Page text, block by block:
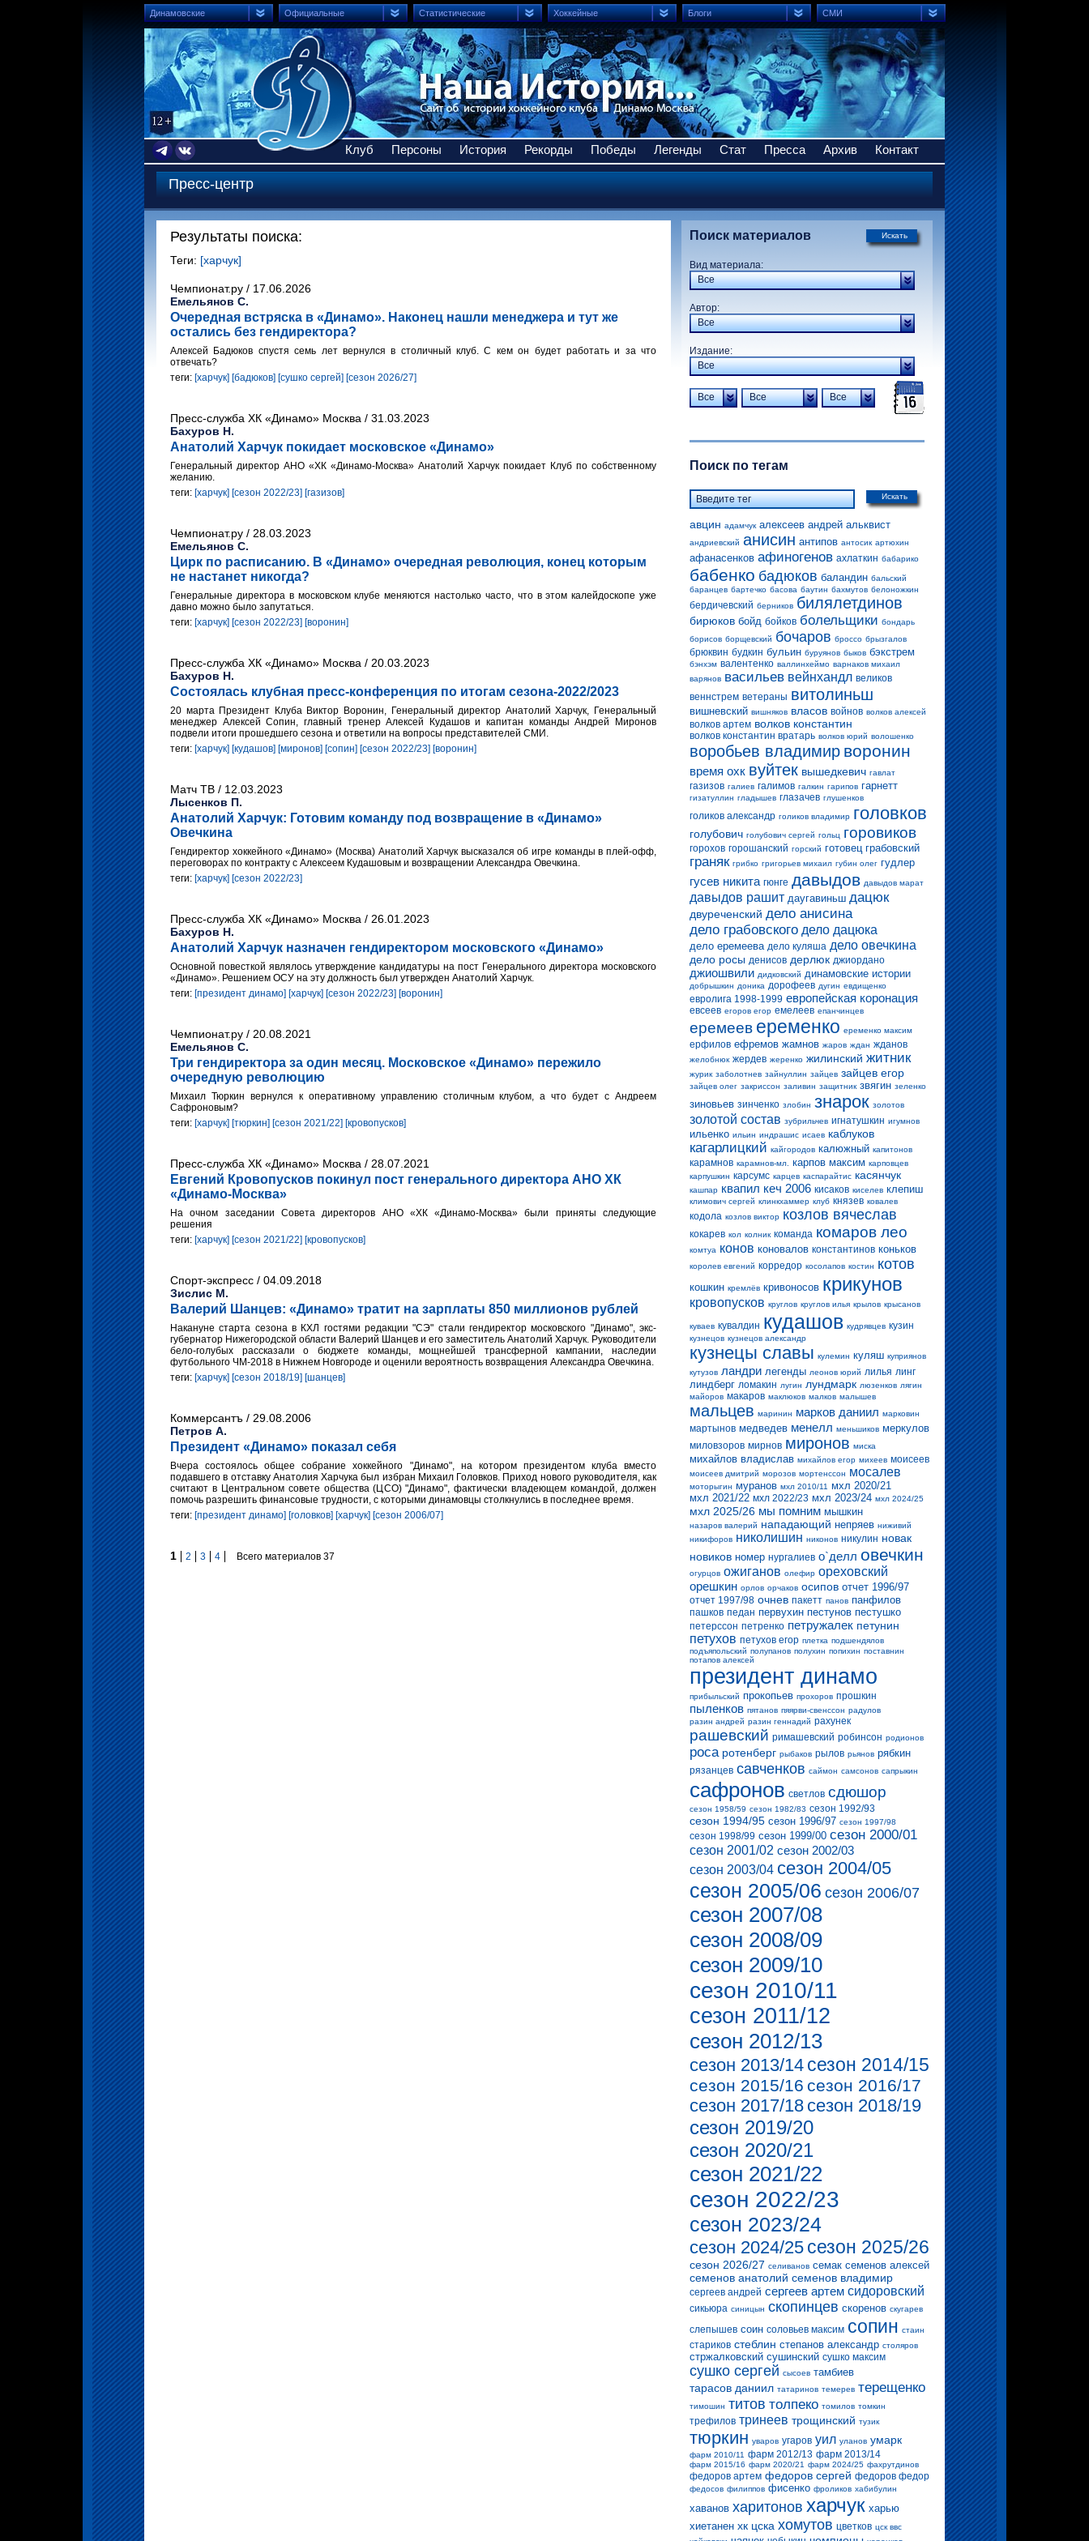
Динамовские Официальные Статистические Хоккейные Блоги СМИ
Клуб Персоны История Рекорды Победы Легенды Стат Пресса Архив Контакт
Пресс-центр
Результаты поиска:
Теги: [харчук]
Чемпионат.ру / 17.06.2026
Емельянов С.
Очередная встряска в «Динамо». Наконец нашли менеджера и тут же
остались без гендиректора?
Алексей Бадюков спустя семь лет вернулся в столичный клуб. С кем он будет работать и за что
отвечать?
теги: [харчук] [бадюков] [сушко сергей] [сезон 2026/27]
Пресс-служба ХК «Динамо» Москва / 31.03.2023
Бахуров Н.
Анатолий Харчук покидает московское «Динамо»
Генеральный директор АНО «ХК «Динамо-Москва» Анатолий Харчук покидает Клуб по собственному
желанию.
теги: [харчук] [сезон 2022/23] [газизов]
Чемпионат.ру / 28.03.2023
Емельянов С.
Цирк по расписанию. В «Динамо» очередная революция, конец которым
не настанет никогда?
Генеральные директора в московском клубе меняются настолько часто, что в этом калейдоскопе уже
давно можно было запутаться.
теги: [харчук] [сезон 2022/23] [воронин]
Пресс-служба ХК «Динамо» Москва / 20.03.2023
Бахуров Н.
Состоялась клубная пресс-конференция по итогам сезона-2022/2023
20 марта Президент Клуба Виктор Воронин, Генеральный директор Анатолий Харчук, Генеральный
менеджер Алексей Сопин, главный тренер Алексей Кудашов и капитан команды Андрей Миронов
подвели итоги прошедшего сезона и ответили на вопросы представителей СМИ.
теги: [харчук] [кудашов] [миронов] [сопин] [сезон 2022/23] [воронин]
Матч ТВ / 12.03.2023
Лысенков П.
Анатолий Харчук: Готовим команду под возвращение в «Динамо»
Овечкина
Гендиректор хоккейного «Динамо» (Москва) Анатолий Харчук высказался об игре команды в плей-офф,
переговорах по контракту с Алексеем Кудашовым и возвращении Александра Овечкина.
теги: [харчук] [сезон 2022/23]
Пресс-служба ХК «Динамо» Москва / 26.01.2023
Бахуров Н.
Анатолий Харчук назначен гендиректором московского «Динамо»
Основной повесткой являлось утверждение кандидатуры на пост Генерального директора московского
«Динамо». Решением ОСУ на эту должность был утвержден Анатолий Харчук.
теги: [президент динамо] [харчук] [сезон 2022/23] [воронин]
Чемпионат.ру / 20.08.2021
Емельянов С.
Три гендиректора за один месяц. Московское «Динамо» пережило
очередную революцию
Михаил Тюркин вернулся к оперативному управлению столичным клубом, а что будет с Андреем
Сафроновым?
теги: [харчук] [тюркин] [сезон 2021/22] [кровопусков]
Пресс-служба ХК «Динамо» Москва / 28.07.2021
Евгений Кровопусков покинул пост генерального директора АНО ХК
«Динамо-Москва»
На очном заседании Совета директоров АНО «ХК «Динамо-Москва» были приняты следующие
решения
теги: [харчук] [сезон 2021/22] [кровопусков]
Спорт-экспресс / 04.09.2018
Зислис М.
Валерий Шанцев: «Динамо» тратит на зарплаты 850 миллионов рублей
Накануне старта сезона в КХЛ гостями редакции "СЭ" стали гендиректор московского "Динамо", экс-
губернатор Нижегородской области Валерий Шанцев и его заместитель Анатолий Харчук. Руководители
бело-голубых рассказали о бюджете команды, мощнейшей трансферной кампании, наследии
футбольного ЧМ-2018 в Нижнем Новгороде и оценили вероятность возвращения Александра Овечкина.
теги: [харчук] [сезон 2018/19] [шанцев]
Коммерсантъ / 29.08.2006
Петров А.
Президент «Динамо» показал себя
Вчера состоялось общее собрание хоккейного "Динамо", на котором президентом клуба вместо
подавшего в отставку Анатолия Харчука был избран Михаил Головков. Приход нового руководителя, как
считают в Центральном совете общества (ЦСО) "Динамо", фактически владеющем командой, должен
помочь разрешить финансовые трудности, с которыми динамовцы столкнулись в последнее время.
теги: [президент динамо] [головков] [харчук] [сезон 2006/07]
1 2 3 4 Всего материалов 37
Искать
Поиск материалов
Вид материала:
Все
Автор:
Все
Издание:
Все
Все Все Все
Поиск по тегам
Искать
авцин адамчук алексеев андрей альквист
андриевский анисин антипов антосик артюхин
афанасенков афиногенов ахлаткин бабарико
бабенко бадюков баландин бальский
баранцев бартечко басова баутин бахмутов белоножкин
бердичевский берников билялетдинов
бирюков бойд бойков болельщики бондарь
борисов борщевский бочаров броссо брызгалов
брюквин будкин бульин буруянов быков бэкстрем
бэнхэм валентенко валлинхеймо варнаков михаил
варянов васильев вейнхандл великов
веннстрем ветераны витолиньш
вишневский вишняков власов войнов волков алексей
волков артем волков константин
волков константин вратарь волков юрий волошенко
воробьев владимир воронин
время охк вуйтек вышедкевич гавлат
газизов галиев галимов галкин гарипов гарнетт
гизатуллин гладышев глазачев глушенков
голиков александр голиков владимир головков
голубович голубович сергей гольц горовиков
горохов горошанский горский готовец грабовский
граняк грибко григорьев михаил губин олег гудлер
гусев никита гюнге давыдов давыдов марат
давыдов рашит даугавиньш дацюк
двуреченский дело анисина
дело грабовского дело дацюка
дело еремеева дело куляша дело овечкина
дело росы денисов дерлюк джиордано
джиошвили дидковский динамовские истории
добрышкин доника дорофеев дугин евдищенко
евролига 1998-1999 европейская коронация
евсеев егоров егор емелеев епанчинцев
еремеев еременко еременко максим
ерфилов ефремов жамнов жаров ждан жданов
желобнюк жердев жеренко жилинский житник
журик заболотнев зайнуллин зайцев зайцев егор
зайцев олег закриссон заливин защитник звягин зеленко
зиновьев зинченко злобин знарок золотов
золотой состав зубрильчев игнатушкин игумнов
ильенко ильин индрашис исаев каблуков
кагарлицкий кайгородов калюжный капитонов
карамнов карамнов-мл. карпов максим карповцев
карпушкин карсумс карцев каспарайтис касянчук
кашпар квапил кеч 2006 кисаков киселев клепиш
климович сергей клинкхаммер клуб князев ковалев
кодола козлов виктор козлов вячеслав
кокарев кол колник команда комаров лео
комтуа конов коновалов константинов коньков
королев евгений корредор косолапов костин котов
кошкин кремлёв кривоносов крикунов
кровопусков круглов круглов илья крылов крысанов
куваев кувалдин кудашов кудрявцев кузин
кузнецов кузнецов александр
кузнецы славы кулемин куляш куприянов
кутузов ландри легенды леонов юрий лилья линг
линдберг ломакин лугин лундмарк люзенков лягин
майоров макаров маклюков малков малышев
мальцев маринин марков даниил марковин
мартынов медведев менелл меньшиков меркулов
миловзоров мирнов миронов миска
михайлов владислав михайлов егор михеев моисеев
моисеев дмитрий морозов мортенссон мосалев
моторыгин муранов мхл 2010/11 мхл 2020/21
мхл 2021/22 мхл 2022/23 мхл 2023/24 мхл 2024/25
мхл 2025/26 мы помним мышкин
назаров валерий нападающий непряев ниживий
никифоров николишин никонов никулин новак
новиков номер нургалиев о`делл овечкин
огурцов ожиганов олефир ореховский
орешкин орлов орчаков осипов отчет 1996/97
отчет 1997/98 очнев пакетт панов панфилов
пашков педан первухин пестунов пестушко
петерссон петренко петружалек петунин
петухов петухов егор плетка подшендялов
подъяпольский полупанов полухин попихин поставнин
потапов алексей
президент динамо
прибыльский прокопьев прохоров прошкин
пыленков пятанов пяярви-свенссон радулов
разин андрей разин геннадий рахунек
рашевский римашевский робинсон родионов
роса ротенберг рыбаков рылов рьянов рябкин
рязанцев савченков саймон самсонов сапрыкин
сафронов светлов сдюшор
сезон 1958/59 сезон 1982/83 сезон 1992/93
сезон 1994/95 сезон 1996/97 сезон 1997/98
сезон 1998/99 сезон 1999/00 сезон 2000/01
сезон 2001/02 сезон 2002/03
сезон 2003/04 сезон 2004/05
сезон 2005/06 сезон 2006/07
сезон 2007/08
сезон 2008/09
сезон 2009/10
сезон 2010/11
сезон 2011/12
сезон 2012/13
сезон 2013/14 сезон 2014/15
сезон 2015/16 сезон 2016/17
сезон 2017/18 сезон 2018/19
сезон 2019/20
сезон 2020/21
сезон 2021/22
сезон 2022/23
сезон 2023/24
сезон 2024/25 сезон 2025/26
сезон 2026/27 селиванов семак семенов алексей
семенов анатолий семенов владимир
сергеев андрей сергеев артем сидоровский
сикьюра синицын скопинцев скоренов скугарев
слепышев соин соловьев максим сопин стаин
стариков стеблин степанов александр столяров
стржалковский сушинский сушко максим
сушко сергей сысоев тамбиев
тарасов даниил татаринов темерев терещенко
тимошин титов толпеко томилов томкин
трефилов тринеев трощинский тузик
тюркин уваров угаров уил уланов умарк
фарм 2010/11 фарм 2012/13 фарм 2013/14
фарм 2015/16 фарм 2020/21 фарм 2024/25 фахрутдинов
федоров артем федоров сергей федоров федор
федосов филиппов фисенко фроликов хабибулин
хаванов харитонов харчук харью
хиетанен хк цска хомутов цветков цск ввс